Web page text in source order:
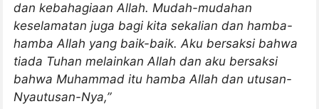
dan kebahagiaan Allah. Mudah-mudahan
keselamatan juga bagi kita sekalian dan hamba-
hamba Allah yang baik-baik. Aku bersaksi bahwa
tiada Tuhan melainkan Allah dan aku bersaksi
bahwa Muhammad itu hamba Allah dan utusan-
Nyautusan-Nya,”